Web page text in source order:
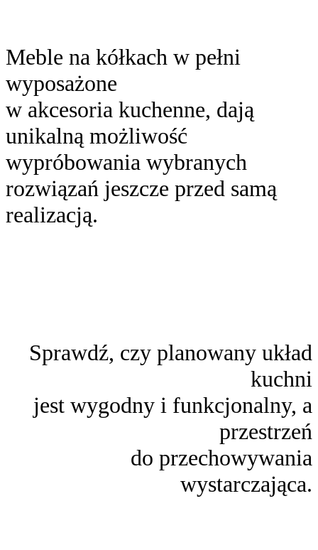
Meble na kółkach w pełni
wyposażone
w akcesoria kuchenne, dają
unikalną możliwość
wypróbowania wybranych
rozwiązań jeszcze przed samą
realizacją.
Sprawdź, czy planowany układ
kuchni
jest wygodny i funkcjonalny, a
przestrzeń
do przechowywania
wystarczająca.